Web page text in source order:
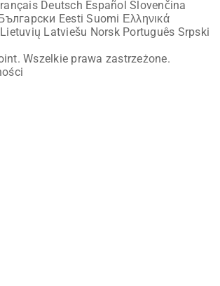
Deutsch Español Slovenčina
Eesti Suomi Ελληνικά
Lietuvių Latviešu Norsk Português Srpski
Wszelkie prawa zastrzeżone.